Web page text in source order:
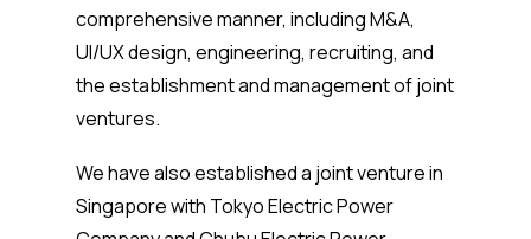
comprehensive manner, including M&A,
UI/UX design, engineering, recruiting, and
the establishment and management of joint
ventures.
We have also established a joint venture in
Singapore with Tokyo Electric Power